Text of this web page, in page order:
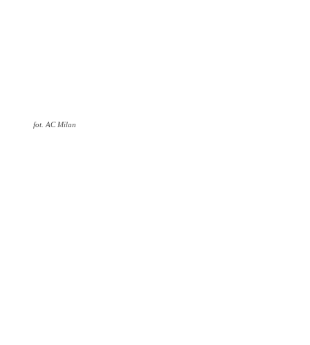
fot. AC Milan